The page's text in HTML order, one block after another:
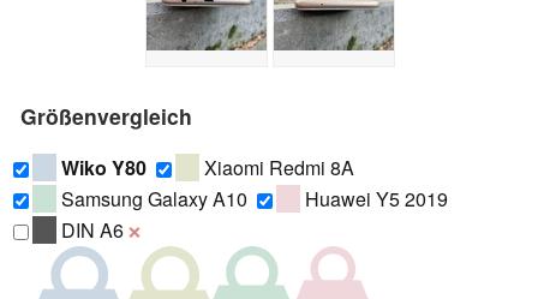
Größenvergleich
Wiko Y80
Xiaomi Redmi 8A
Samsung Galaxy A10
Huawei Y5 2019
DIN A6 ❌